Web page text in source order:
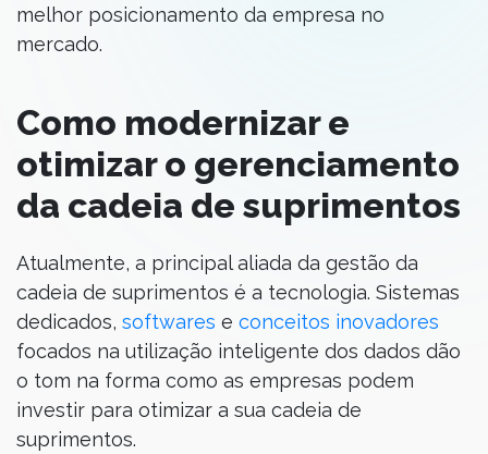
melhor posicionamento da empresa no
mercado.
Como modernizar e
otimizar o gerenciamento
da cadeia de suprimentos
Atualmente, a principal aliada da gestão da
cadeia de suprimentos é a tecnologia. Sistemas
dedicados, softwares e conceitos inovadores
focados na utilização inteligente dos dados dão
o tom na forma como as empresas podem
investir para otimizar a sua cadeia de
suprimentos.